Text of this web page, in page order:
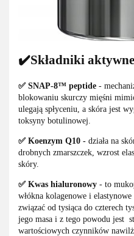
✔️Składniki
✅ SNAP-8™ peptide -
blokowaniu skurczy mięśni
ulegają spłyceniu, a skóra jest
toksyny botulinowej.
✅ Koenzym Q10 - działa na
drobnych zmarszczek, wzrost
skóry.
✅ Kwas hialuronowy - to
włókna kolagenowe i
związać od tysiąca do czterech
jego masa i z tego powodu jest
wartościowych czynników